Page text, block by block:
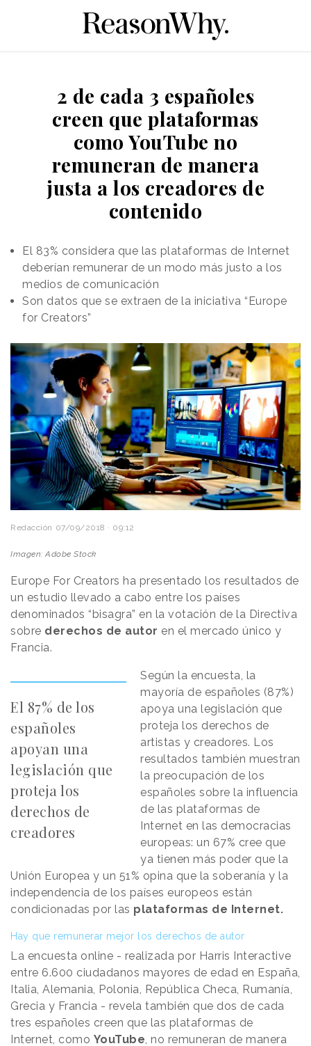
2 de cada 3 españoles
creen que plataformas
como YouTube no
remuneran de manera
justa a los creadores de
contenido
El 83% considera que las plataformas de Internet
deberían remunerar de un modo más justo a los
medios de comunicación
Son datos que se extraen de la iniciativa “Europe
for Creators”
Redacción 07/09/2018 · 09:12
Imagen: Adobe Stock
Europe For Creators ha presentado los resultados de
un estudio llevado a cabo entre los países
denominados “bisagra” en la votación de la Directiva
sobre derechos de autor en el mercado único y
Francia.
El 87% de los
españoles
apoyan una
legislación que
proteja los
derechos de
creadores
Según la encuesta, la
mayoría de españoles (87%)
apoya una legislación que
proteja los derechos de
artistas y creadores. Los
resultados también muestran
la preocupación de los
españoles sobre la influencia
de las plataformas de
Internet en las democracias
europeas: un 67% cree que
ya tienen más poder que la
Unión Europea y un 51% opina que la soberanía y la
independencia de los países europeos están
condicionadas por las plataformas de Internet.
Hay que remunerar mejor los derechos de autor
La encuesta online - realizada por Harris Interactive
entre 6.600 ciudadanos mayores de edad en España,
Italia, Alemania, Polonia, República Checa, Rumanía,
Grecia y Francia - revela también que dos de cada
tres españoles creen que las plataformas de
Internet, como YouTube, no remuneran de manera